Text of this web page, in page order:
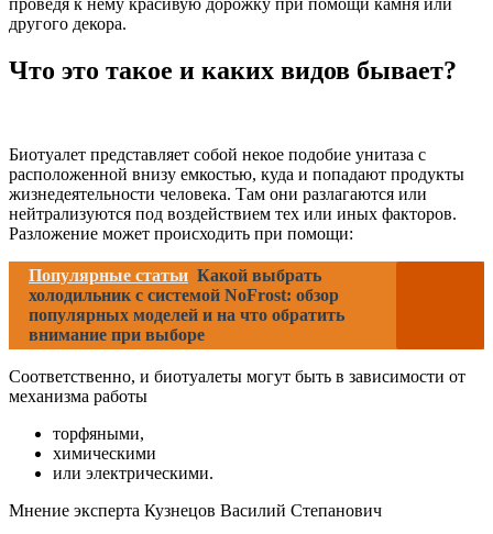
проведя к нему красивую дорожку при помощи камня или
другого декора.
Что это такое и каких видов бывает?
Биотуалет представляет собой некое подобие унитаза с
расположенной внизу емкостью, куда и попадают продукты
жизнедеятельности человека. Там они разлагаются или
нейтрализуются под воздействием тех или иных факторов.
Разложение может происходить при помощи:
Популярные статьи Какой выбрать
холодильник с системой NoFrost: обзор
популярных моделей и на что обратить
внимание при выборе
Соответственно, и биотуалеты могут быть в зависимости от
механизма работы
торфяными,
химическими
или электрическими.
Мнение эксперта Кузнецов Василий Степанович